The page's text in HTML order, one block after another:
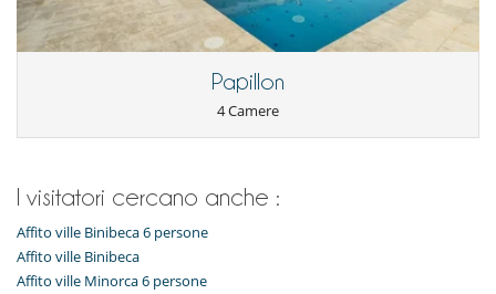
Papillon
4 Camere
I visitatori cercano anche :
Affito ville Binibeca 6 persone
Affito ville Binibeca
Affito ville Minorca 6 persone